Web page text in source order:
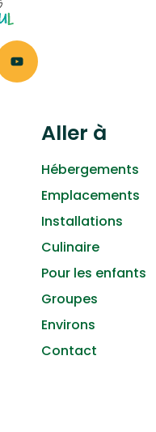
Aller à
Hébergements
Emplacements
Installations
Culinaire
Pour les enfants
Groupes
Environs
Contact